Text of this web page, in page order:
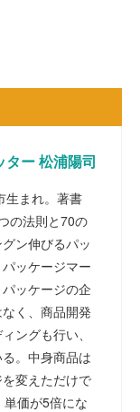
ー 松浦陽司
生まれ。著書
の法則と70の
ン伸びるパッ
ッケージマー
ッケージの企
く、商品開発
ングも行い、
。中身商品は
変えただけで
価が5倍にな